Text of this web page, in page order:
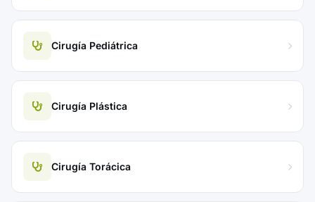
Cirugía Pediátrica
Cirugía Plástica
Cirugía Torácica